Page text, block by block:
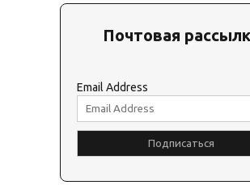
Почтовая
Email Address